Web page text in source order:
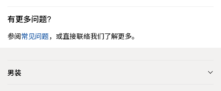
有更多问题?
参阅常见问题，或直接联络我们了解更多。
男装